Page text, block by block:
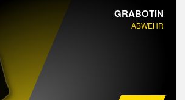
GRABOTIN
ABWEHR